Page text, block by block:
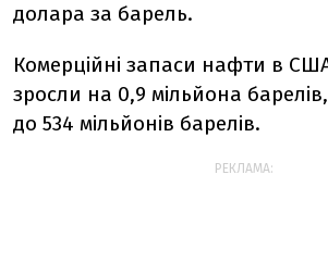
долара за барель.
Комерційні запаси нафти в
зросли на 0,9 мільйона
до 534 мільйонів барелів.
РЕКЛАМА: